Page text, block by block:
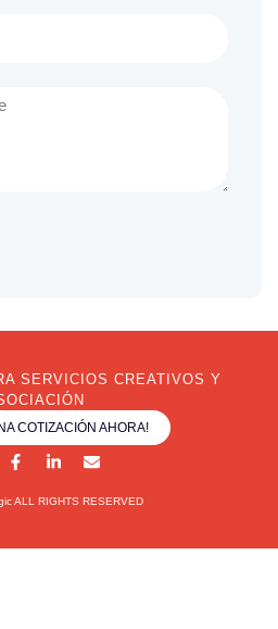
SERVICIOS CREATIVOS Y
COTIZACIÓN AHORA!
ALL RIGHTS RESERVED